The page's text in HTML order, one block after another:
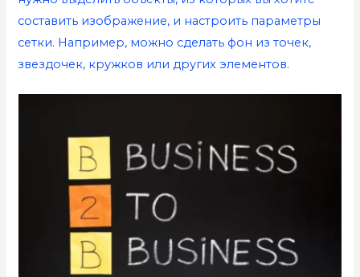
составить изображение, и настроить параметры
сетки. Например, можно сделать фон из точек,
звездочек, кружков или других элементов.